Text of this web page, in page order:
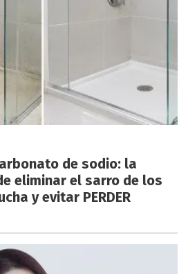
de sodio: la
eliminar el sarro de los
y evitar PERDER